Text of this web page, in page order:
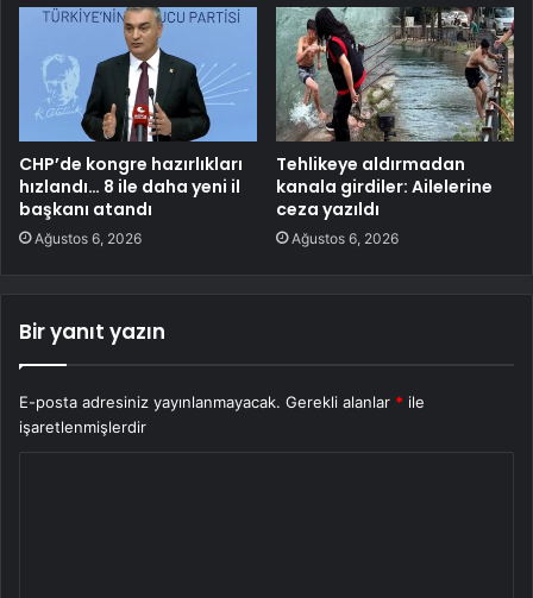
CHP’de kongre hazırlıkları
hızlandı… 8 ile daha yeni il
başkanı atandı
Ağustos 6, 2026
Tehlikeye aldırmadan
kanala girdiler: Ailelerine
ceza yazıldı
Ağustos 6, 2026
Bir yanıt yazın
E-posta adresiniz yayınlanmayacak. Gerekli alanlar * ile
işaretlenmişlerdir